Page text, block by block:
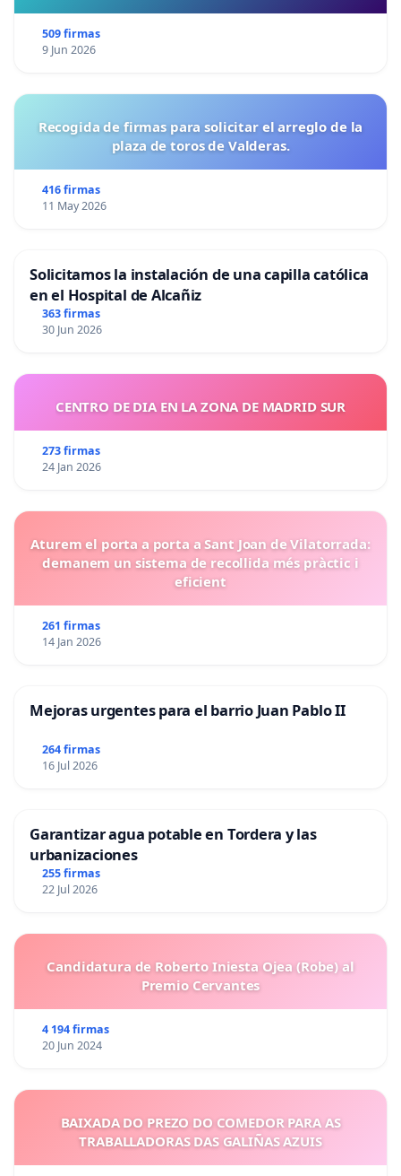
509 firmas
9 Jun 2026
Recogida de firmas para solicitar el arreglo de la
plaza de toros de Valderas.
416 firmas
11 May 2026
Solicitamos la instalación de una capilla católica
en el Hospital de Alcañiz
363 firmas
30 Jun 2026
CENTRO DE DIA EN LA ZONA DE MADRID SUR
273 firmas
24 Jan 2026
Aturem el porta a porta a Sant Joan de Vilatorrada:
demanem un sistema de recollida més pràctic i
eficient
261 firmas
14 Jan 2026
Mejoras urgentes para el barrio Juan Pablo II
264 firmas
16 Jul 2026
Garantizar agua potable en Tordera y las
urbanizaciones
255 firmas
22 Jul 2026
Candidatura de Roberto Iniesta Ojea (Robe) al
Premio Cervantes
4 194 firmas
20 Jun 2024
BAIXADA DO PREZO DO COMEDOR PARA AS
TRABALLADORAS DAS GALIÑAS AZUIS